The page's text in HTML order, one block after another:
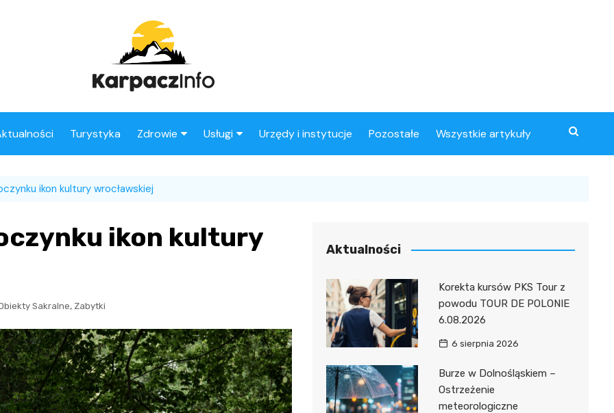
Turystyka Zdrowie Usługi Urzędy i instytucje Pozostałe Wszystkie artykuły
ikon kultury wrocławskiej
ikon kultury
Sakralne, Zabytki
Aktualności
Korekta kursów PKS Tour z
powodu TOUR DE POLONIE
6.08.2026
6 sierpnia 2026
Burze w Dolnośląskiem –
Ostrzeżenie
meteorologiczne